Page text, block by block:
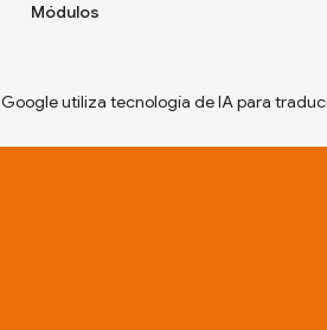
Módulos
Google utiliza tecnología de IA para